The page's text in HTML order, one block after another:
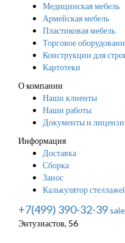
Медицинская мебель
Армейская мебель
Пластиковая мебель
Торговое
Конструкции для
Картотеки
О компании
Наши клиенты
Наши работы
Документы и
Информация
Доставка
Сборка
Занос
Калькулятор
+7(499) 390-32-39
Энтузиастов, 56